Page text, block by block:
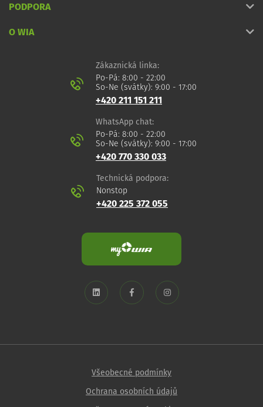
PODPORA
O WIA
Zákaznická linka:
Po-Pá: 8:00 - 22:00
So-Ne (svátky): 9:00 - 17:00
+420 211 151 211
WhatsApp chat:
Po-Pá: 8:00 - 22:00
So-Ne (svátky): 9:00 - 17:00
+420 770 330 033
Technická podpora:
Nonstop
+420 225 372 055
Všeobecné podmínky
Ochrana osobních údajů